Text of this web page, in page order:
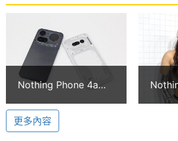
Nothing Phone (4a) Pro 功能特色
◎ 5G + 5G 雙卡雙待（支援 eSIM）
◎ Android 15 作業系統、Nothing
◎ 6.83 吋 AMOLED 螢幕（120Hz
存空間
電池容
量
5080 mAh
顯示螢幕
主螢幕
Nothing Phone 4a與
箱、跑分與規格比較一
次看
4a
更多內容